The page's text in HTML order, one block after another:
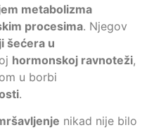
metabolizma
procesima. Njegov
šećera u
hormonskoj ravnoteži,
u borbi
.
nikad nije bilo